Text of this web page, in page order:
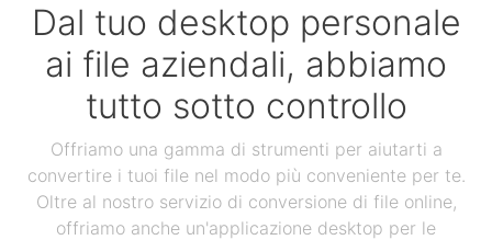
Dal tuo desktop personale
ai file aziendali, abbiamo
tutto sotto controllo
Offriamo una gamma di strumenti per aiutarti a
convertire i tuoi file nel modo più conveniente per te.
Oltre al nostro servizio di conversione di file online,
offriamo anche un'applicazione desktop per le